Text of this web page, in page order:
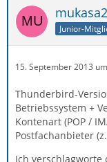
Junior-
15. September 2013
Thunderbird-
Betriebssystem +
Kontenart (POP /
Postfachanbieter
Ich verschlagworte